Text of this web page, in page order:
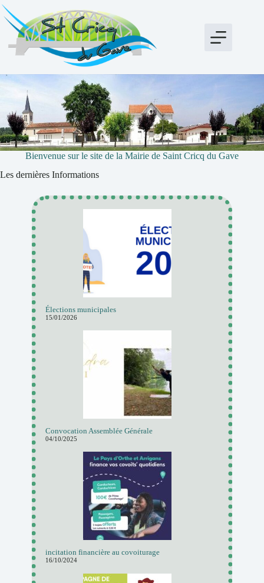
Passer
au
contenu
Bienvenue sur le site de la Mairie de Saint Cricq du Gave
Les dernières Informations
Élections municipales
15/01/2026
Convocation Assemblée Générale
04/10/2025
incitation financière au covoiturage
16/10/2024